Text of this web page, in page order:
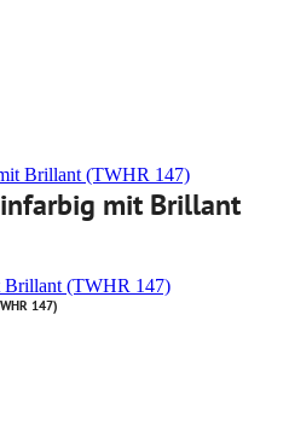
mit Brillant
Brillant (TWHR 147)
147)